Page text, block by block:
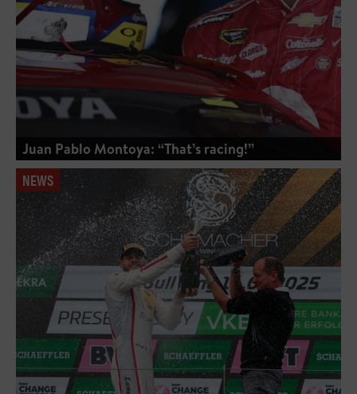
Juan Pablo Montoya: “That’s racing!”
NEWS